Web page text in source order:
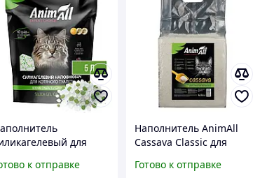
для
5 л (2,1 кг),
к отправке
Наполнитель AnimAll
Cassava Classic для
премиум
Готово к отправке